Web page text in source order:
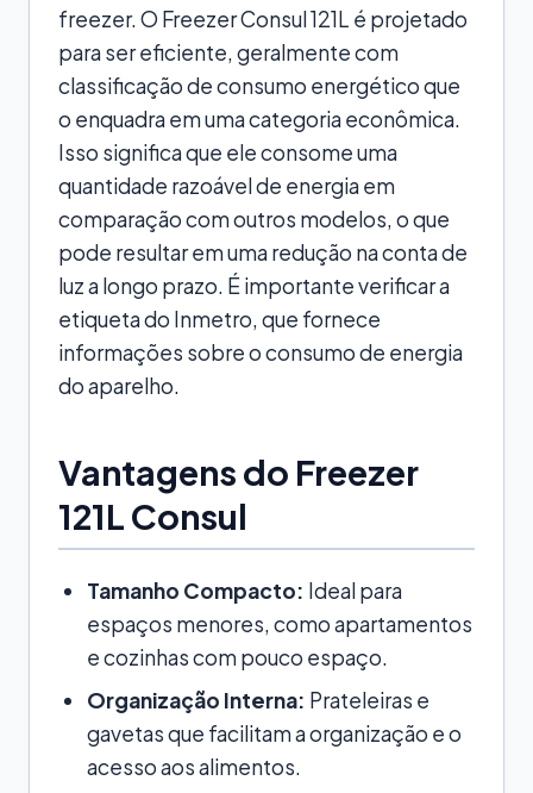
freezer. O Freezer Consul 121L é projetado
para ser eficiente, geralmente com
classificação de consumo energético que
o enquadra em uma categoria econômica.
Isso significa que ele consome uma
quantidade razoável de energia em
comparação com outros modelos, o que
pode resultar em uma redução na conta de
luz a longo prazo. É importante verificar a
etiqueta do Inmetro, que fornece
informações sobre o consumo de energia
do aparelho.
Vantagens do Freezer
121L Consul
Tamanho Compacto: Ideal para
espaços menores, como apartamentos
e cozinhas com pouco espaço.
Organização Interna: Prateleiras e
gavetas que facilitam a organização e o
acesso aos alimentos.